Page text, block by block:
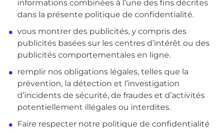
informations combinées à l’une des fins décrites
dans la présente politique de confidentialité.
vous montrer des publicités, y compris des
publicités basées sur les centres d’intérêt ou des
publicités comportementales en ligne.
remplir nos obligations légales, telles que la
prévention, la détection et l’investigation
d’incidents de sécurité, de fraudes et d’activités
potentiellement illégales ou interdites.
Faire respecter notre politique de confidentialité